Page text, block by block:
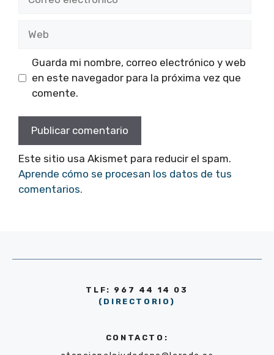
electrónico
Guarda mi nombre, correo electrónico y web
en este navegador para la próxima vez que
comente.
Este sitio usa Akismet para reducir el spam.
Aprende cómo se procesan los datos de tus
comentarios.
TLF: 967 44 14 03
(DIRECTORIO)
CONTACTO: